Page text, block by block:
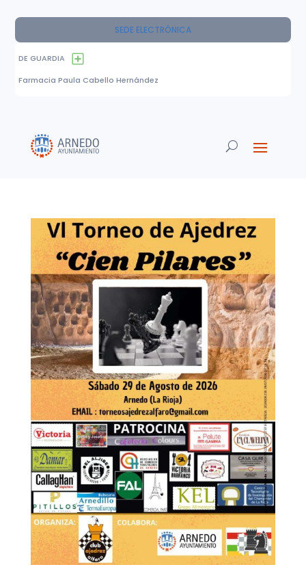
SEDE ELECTRÓNICA
DE GUARDIA
Farmacia Paula Cabello Hernández